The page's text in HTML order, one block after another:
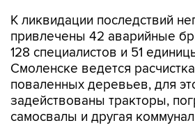
К ликвидации последствий
привлечены 42 аварийные
128 специалистов и 51
Смоленске ведется
поваленных деревьев, для
задействованы тракторы,
самосвалы и другая